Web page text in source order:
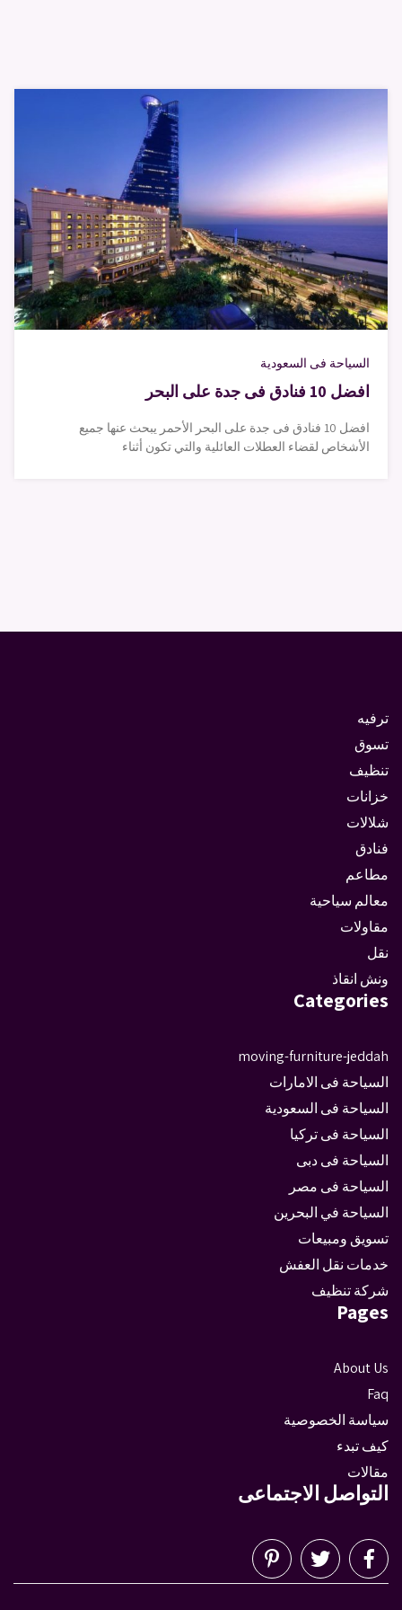
السياحة فى السعودية
افضل 10 فنادق فى جدة على البحر
افضل 10 فنادق فى جدة على البحر الأحمر يبحث عنها جميع
الأشخاص لقضاء العطلات العائلية والتي تكون أثناء
ترفيه
تسوق
تنظيف
خزانات
شلالات
فنادق
مطاعم
معالم سياحية
مقاولات
نقل
ونش انقاذ
Categories
moving-furniture-jeddah
السياحة فى الامارات
السياحة فى السعودية
السياحة فى تركيا
السياحة فى دبى
السياحة فى مصر
السياحة في البحرين
تسويق ومبيعات
خدمات نقل العفش
شركة تنظيف
Pages
About Us
Faq
سياسة الخصوصية
كيف تبدء
مقالات
التواصل الاجتماعى